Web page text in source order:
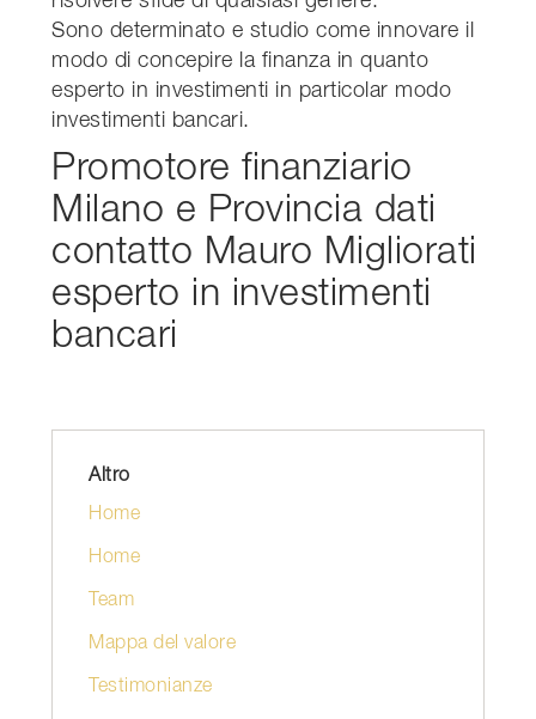
Sono determinato e studio come innovare il
modo di concepire la finanza in quanto
esperto in investimenti in particolar modo
investimenti bancari.
Promotore finanziario
Milano e Provincia dati
contatto Mauro Migliorati
esperto in investimenti
bancari
Altro
Home
Home
Team
Mappa del valore
Testimonianze